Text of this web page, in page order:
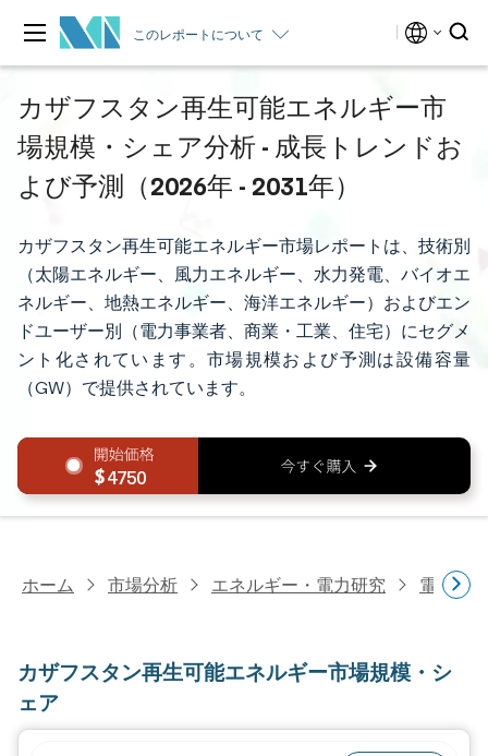
このレポートについて
カザフスタン再生可能エネルギー市
場規模・シェア分析 - 成長トレンドお
よび予測（2026年 - 2031年）
カザフスタン再生可能エネルギー市場レポートは、技術別
（太陽エネルギー、風力エネルギー、水力発電、バイオエ
ネルギー、地熱エネルギー、海洋エネルギー）およびエン
ドユーザー別（電力事業者、商業・工業、住宅）にセグメ
ント化されています。市場規模および予測は設備容量
（GW）で提供されています。
4750
ホーム 市場分析 エネルギー・電力研究 電力研究
カザフスタン再生可能エネルギー市場規模・シ
ェア